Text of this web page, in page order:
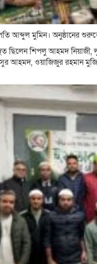
আব্দুল মুমিন। অনুষ্ঠানের
ছিলেন শিপলু আহমদ
আহমদ, ওয়াজিজুর রহমান